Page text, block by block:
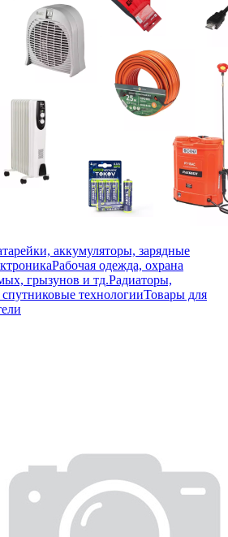
аккумуляторы, зарядные
Рабочая одежда, охрана
грызунов и тд.Радиаторы,
технологииТовары для